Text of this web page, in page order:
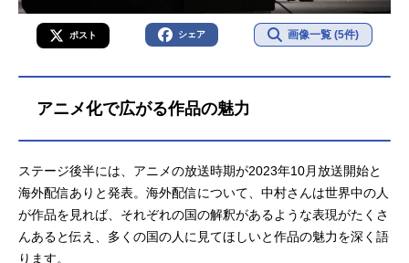
ポスト シェア 画像一覧 (5件)
アニメ化で広がる作品の魅力
ステージ後半には、アニメの放送時期が2023年10月放送開始と
海外配信ありと発表。海外配信について、中村さんは世界中の人
が作品を見れば、それぞれの国の解釈があるような表現がたくさ
んあると伝え、多くの国の人に見てほしいと作品の魅力を深く語
ります。